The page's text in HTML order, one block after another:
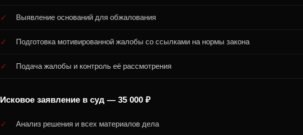
Выявление оснований для обжалования
Подготовка мотивированной жалобы со ссылками на нормы закона
Подача жалобы и контроль её рассмотрения
Исковое заявление в суд — 35 000 ₽
Анализ решения и всех материалов дела